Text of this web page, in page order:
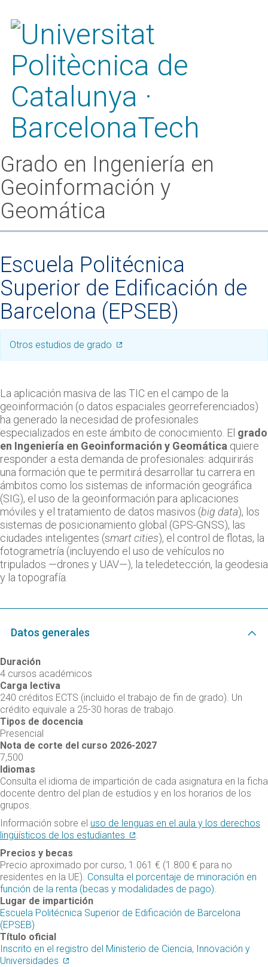
Grado en Ingeniería en
Geoinformación y
Geomática
Escuela Politécnica
Superior de Edificación de
Barcelona (EPSEB)
Otros estudios de grado
La aplicación masiva de las TIC en el campo de la
geoinformación (o datos espaciales georreferenciados)
ha generado la necesidad de profesionales
especializados en este ámbito de conocimiento. El grado
en Ingeniería en Geoinformación y Geomática quiere
responder a esta demanda de profesionales: adquirirás
una formación que te permitirá desarrollar tu carrera en
ámbitos como los sistemas de información geográfica
(SIG), el uso de la geoinformación para aplicaciones
móviles y el tratamiento de datos masivos (big data), los
sistemas de posicionamiento global (GPS-GNSS), las
ciudades inteligentes (smart cities), el control de flotas, la
fotogrametría (incluyendo el uso de vehículos no
tripulados —drones y UAV—), la teledetección, la geodesia
y la topografía.
Datos generales
Duración
4 cursos académicos
Carga lectiva
240 créditos ECTS (incluido el trabajo de fin de grado). Un
crédito equivale a 25-30 horas de trabajo.
Tipos de docencia
Presencial
Nota de corte del curso 2026-2027
7,500
Idiomas
Consulta el idioma de impartición de cada asignatura en la ficha
docente dentro del plan de estudios y en los horarios de los
grupos.
Información sobre el uso de lenguas en el aula y los derechos
lingüísticos de los estudiantes
.
Precios y becas
Precio aproximado por curso, 1.061 € (1.800 € para no
residentes en la UE). Consulta el porcentaje de minoración en
función de la renta (becas y modalidades de pago).
Lugar de impartición
Escuela Politécnica Superior de Edificación de Barcelona
(EPSEB)
Título oficial
Inscrito en el registro del Ministerio de Ciencia, Innovación y
Universidades